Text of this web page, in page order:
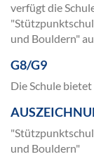
verfügt die
und Bouldern"
G8/G9
Die Schule
und Bouldern"